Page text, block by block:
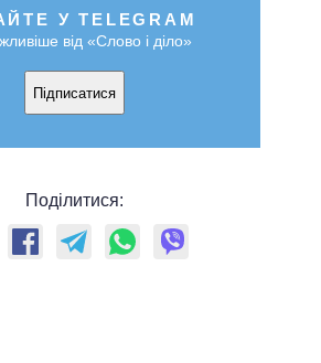
У TELEGRAM
від «Слово і діло»
Підписатися
Поділитися: